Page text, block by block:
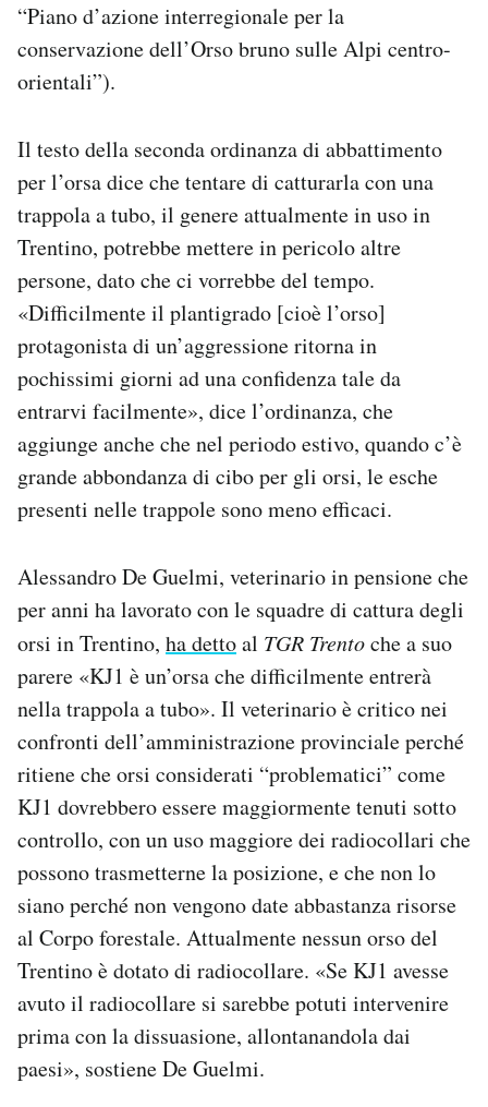
“Piano d’azione interregionale per la
conservazione dell’Orso bruno sulle Alpi centro-
orientali”).
Il testo della seconda ordinanza di abbattimento
per l’orsa dice che tentare di catturarla con una
trappola a tubo, il genere attualmente in uso in
Trentino, potrebbe mettere in pericolo altre
persone, dato che ci vorrebbe del tempo.
«Difficilmente il plantigrado [cioè l’orso]
protagonista di un’aggressione ritorna in
pochissimi giorni ad una confidenza tale da
entrarvi facilmente», dice l’ordinanza, che
aggiunge anche che nel periodo estivo, quando c’è
grande abbondanza di cibo per gli orsi, le esche
presenti nelle trappole sono meno efficaci.
Alessandro De Guelmi, veterinario in pensione che
per anni ha lavorato con le squadre di cattura degli
orsi in Trentino, ha dettoal TGR Trentoche a suo
parere «KJ1 è un’orsa che difficilmente entrerà
nella trappola a tubo». Il veterinario è critico nei
confronti dell’amministrazione provinciale perché
ritiene che orsi considerati “problematici” come
KJ1 dovrebbero essere maggiormente tenuti sotto
controllo, con un uso maggiore dei radiocollari che
possono trasmetterne la posizione, e che non lo
siano perché non vengono date abbastanza risorse
al Corpo forestale. Attualmente nessun orso del
Trentino è dotato di radiocollare. «Se KJ1 avesse
avuto il radiocollare si sarebbe potuti intervenire
prima con la dissuasione, allontanandola dai
paesi», sostiene De Guelmi.